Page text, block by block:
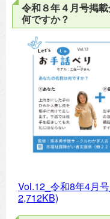
令和８年４月号掲
何ですか？
Vol.12_令和8年4月
2,712KB)